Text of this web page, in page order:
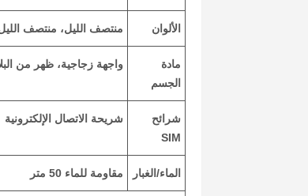
الألوان منتصف الليل، منتصف
مادة
الجسم
واجهة زجاجية، ظهر من
شرائح
SIM
شريحة الاتصال الإلكترونية
الماء/الغبار مقاومة للماء 50 متر